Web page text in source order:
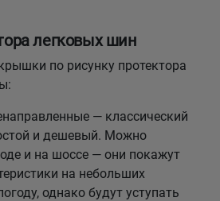
легковых шин
по рисунку протектора
— классический
и дешевый. Можно
и на шоссе — они покажут
на небольших
однако будут уступать